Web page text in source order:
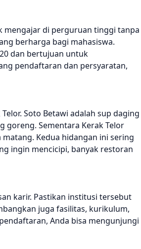
mengajar di perguruan tinggi tanpa
berharga bagi mahasiswa.
dan bertujuan untuk
pendaftaran dan persyaratan,
Soto Betawi adalah sup daging
goreng. Sementara Kerak Telor
Kedua hidangan ini sering
ingin mencicipi, banyak restoran
karir. Pastikan institusi tersebut
juga fasilitas, kurikulum,
Anda bisa mengunjungi